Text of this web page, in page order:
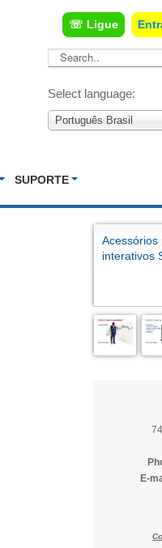
☏ Ligue
Search..
Select language:
Português Brasil
SUPORTE
Acessórios
interativos
E-